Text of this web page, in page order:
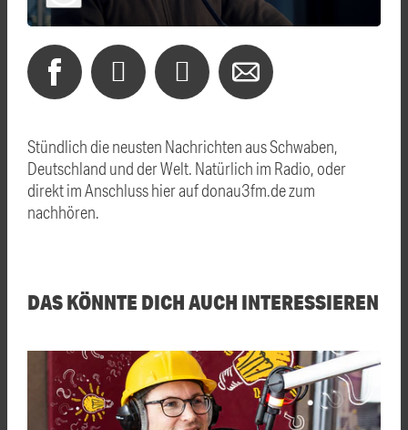
Stündlich die neusten Nachrichten aus Schwaben,
Deutschland und der Welt. Natürlich im Radio, oder
direkt im Anschluss hier auf donau3fm.de zum
nachhören.
DAS KÖNNTE DICH AUCH INTERESSIEREN